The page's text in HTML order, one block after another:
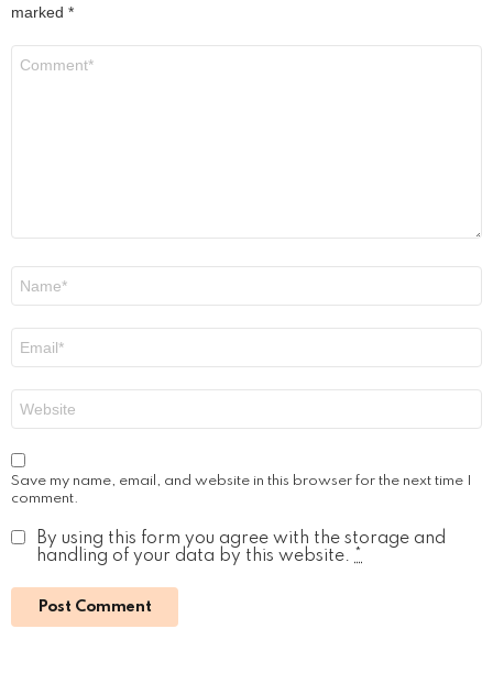
marked *
Save my name, email, and website in this browser for the next time I
comment.
By using this form you agree with the storage and
handling of your data by this website. *